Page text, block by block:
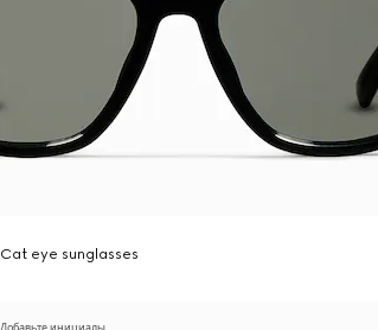
Cat eye sunglasses
Добавьте инициалы